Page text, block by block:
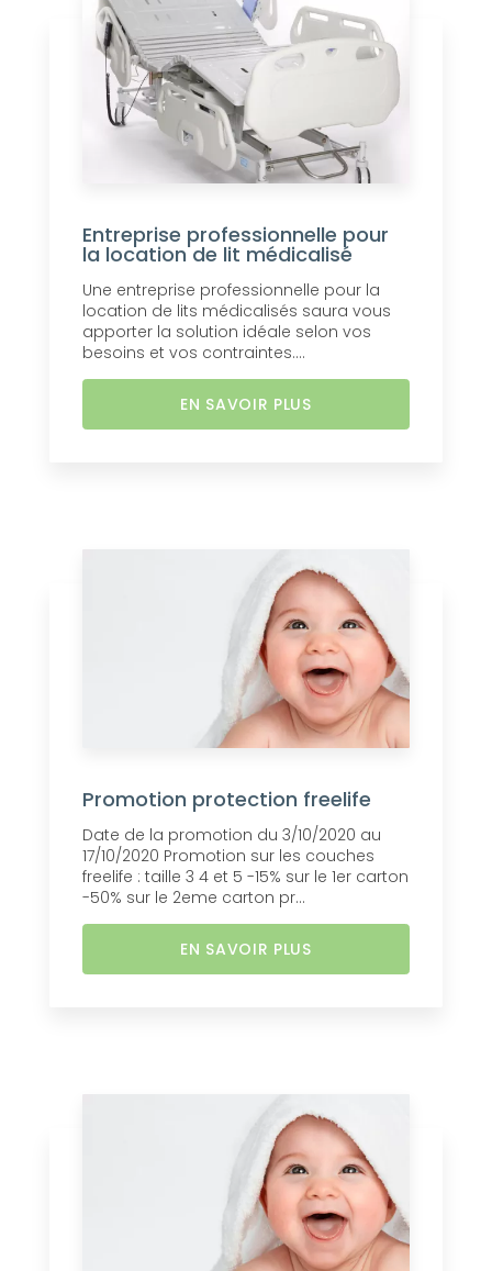
Entreprise professionnelle pour
la location de lit médicalisé
Une entreprise professionnelle pour la
location de lits médicalisés saura vous
apporter la solution idéale selon vos
besoins et vos contraintes....
EN SAVOIR PLUS
Promotion protection freelife
Date de la promotion du 3/10/2020 au
17/10/2020 Promotion sur les couches
freelife : taille 3 4 et 5 -15% sur le 1er carton
-50% sur le 2eme carton pr...
EN SAVOIR PLUS